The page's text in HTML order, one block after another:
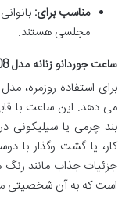
مناسب برای:
مجلسی هستند.
ساعت جوردانو زنانه مدل GI-W2008 (روزمره و شیک)
می دهد. این ساعت با
بند چرمی یا سیلیکونی
کار، یا گشت وگذار با
جزئیات جذاب مانند
است که به آن شخصیتی